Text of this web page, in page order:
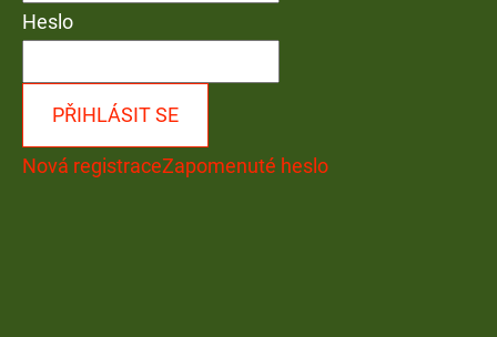
Heslo
PŘIHLÁSIT SE
Nová registraceZapomenuté heslo